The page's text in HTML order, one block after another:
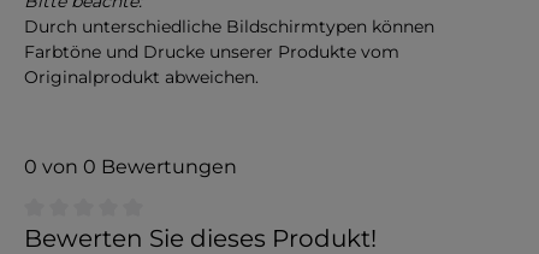
Durch unterschiedliche Bildschirmtypen können
Farbtöne und Drucke unserer Produkte vom
Originalprodukt abweichen.
0 von 0 Bewertungen
Durchschnittliche Bewertung von 0 von 5 Sternen
Bewerten Sie dieses Produkt!